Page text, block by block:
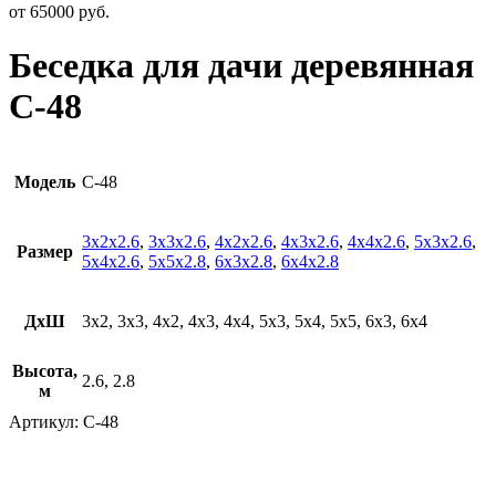
от 65000 руб.
Беседка для дачи деревянная
С-48
Модель С-48
Размер
3х2х2.6, 3х3х2.6, 4х2х2.6, 4х3х2.6, 4х4х2.6, 5х3х2.6,
5х4х2.6, 5х5х2.8, 6х3х2.8, 6х4х2.8
ДхШ 3х2, 3х3, 4х2, 4х3, 4х4, 5х3, 5х4, 5х5, 6х3, 6х4
Высота,
м
2.6, 2.8
Артикул: С-48